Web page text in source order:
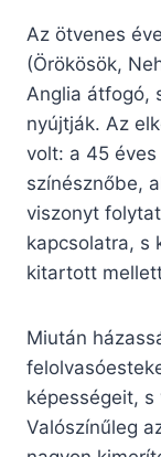
Az ötvenes
(Örökösök,
Anglia átfogó,
nyújtják. Az
volt: a 45
színésznőbe,
viszonyt
kapcsolatra, s
kitartott
Miután
képességeit,
Valószínűleg